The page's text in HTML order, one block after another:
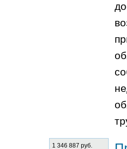
1 346 887 руб.